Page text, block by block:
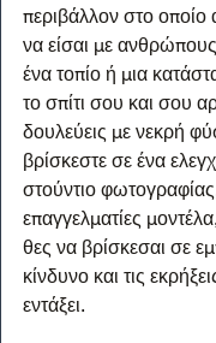
περιβάλλον στο οποίο
να είσαι με
ένα τοπίο ή μια
το σπίτι σου και σου
δουλεύεις με νεκρή
βρίσκεστε σε ένα
στούντιο
επαγγελματίες
θες να βρίσκεσαι σε
κίνδυνο και τις
εντάξει.